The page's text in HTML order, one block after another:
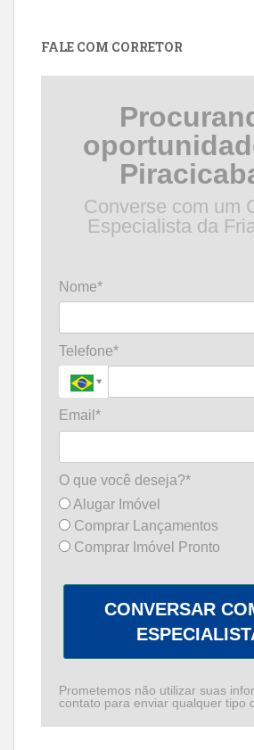
FALE COM CORRETOR
Converse com um
Especialista da
Nome*
Telefone*
Email*
O que você deseja?*
Alugar Imóvel
Comprar Lançamentos
Comprar Imóvel Pronto
CONVERSAR
Prometemos não utilizar suas
contato para enviar qualquer tipo